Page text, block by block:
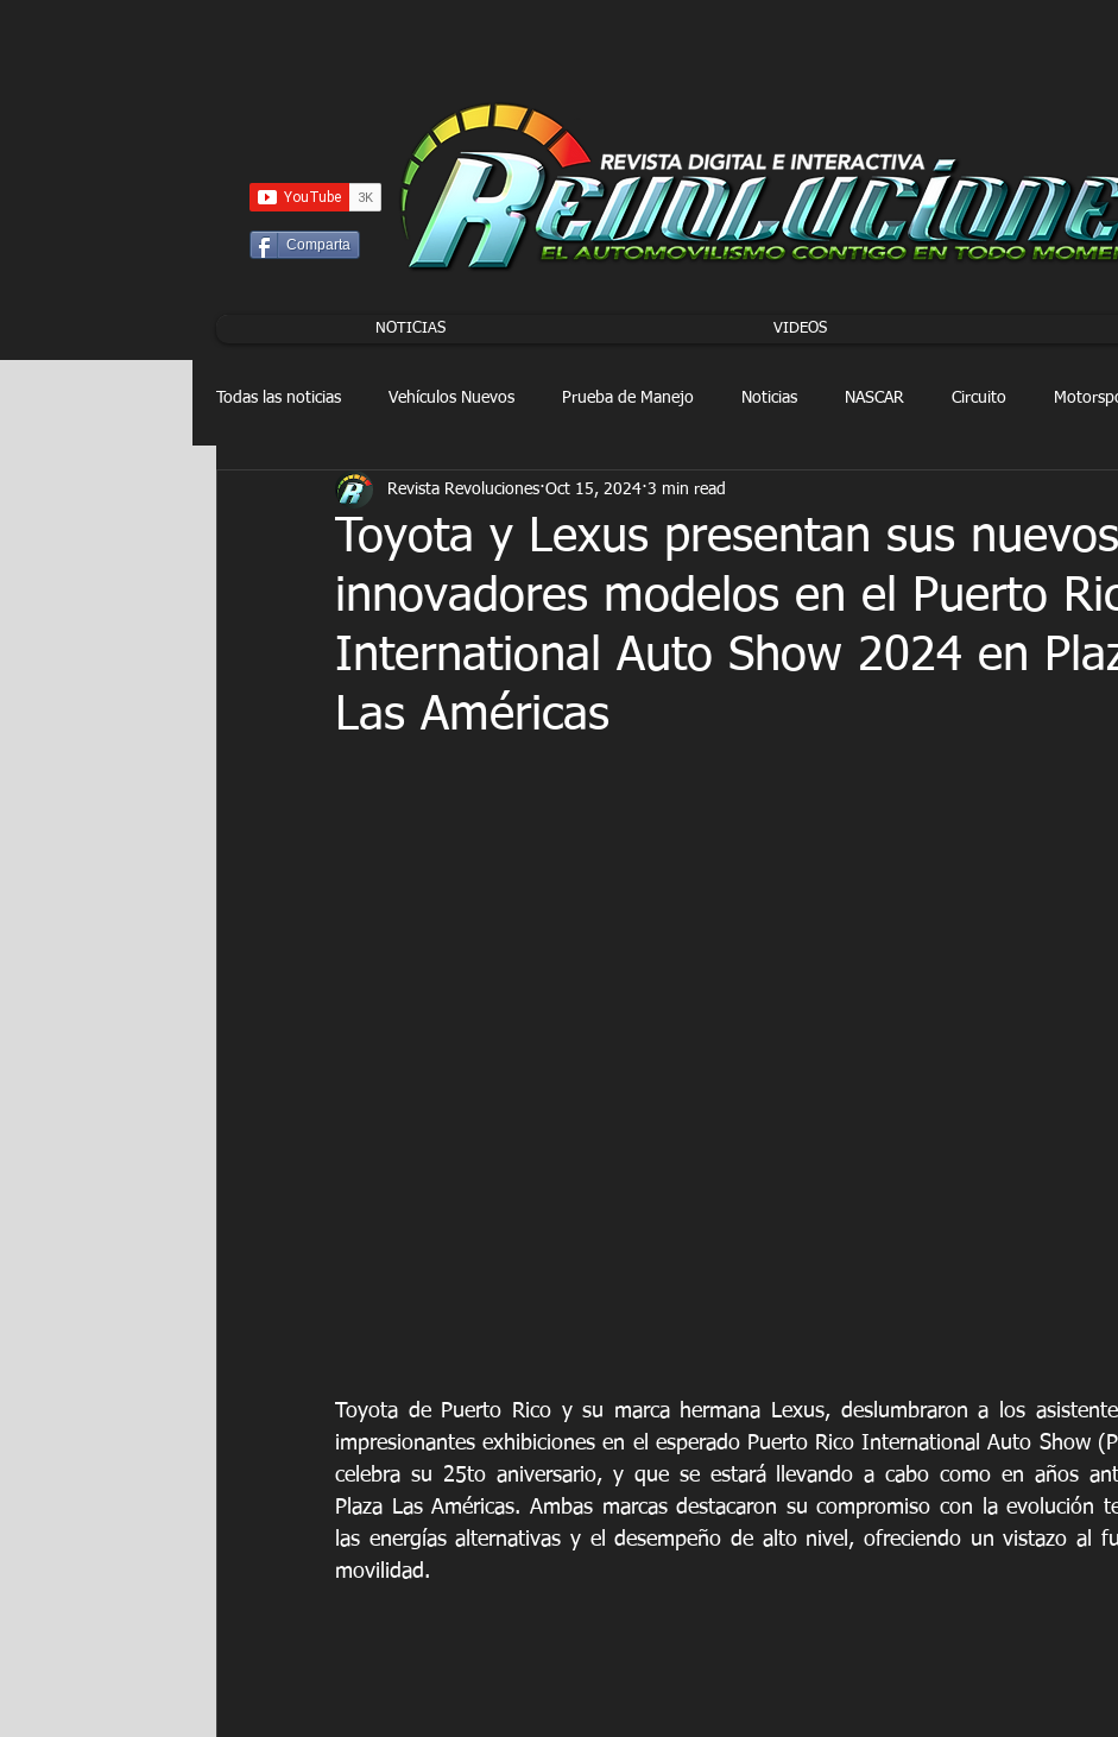
Comparta
NOTICIAS VIDEOS
Todas las noticias Vehículos Nuevos Prueba de Manejo Noticias NASCAR Circuito
Drag Racing FORMULA E FORMULA 1 Extreme E
Toyota y Lexus presentan sus
innovadores modelos en el Puerto
International Auto Show 2024 en
Las Américas
Revista Revoluciones Oct 15, 2024 3 min read
Toyota de Puerto Rico y su marca hermana Lexus, deslumbraron a los
impresionantes exhibiciones en el esperado Puerto Rico International Auto Show
celebra su 25to aniversario, y que se estará llevando a cabo como en años
Plaza Las Américas. Ambas marcas destacaron su compromiso con la evolución
las energías alternativas y el desempeño de alto nivel, ofreciendo un vistazo al
movilidad.